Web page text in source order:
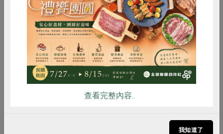
味噌鹽麴五花醃肉片(花肉
惜食 RPET 食譜 減硝酸鹽
雞蛋 食安 共同購買
查看完整內容..
我知道了